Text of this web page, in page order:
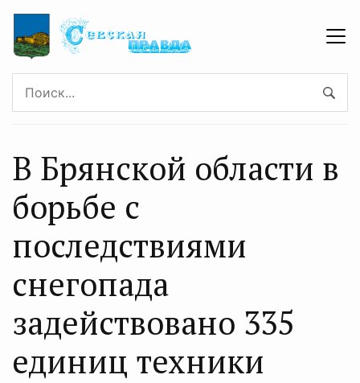
В Брянской области в
борьбе с
последствиями
снегопада
задействовано 335
единиц техники